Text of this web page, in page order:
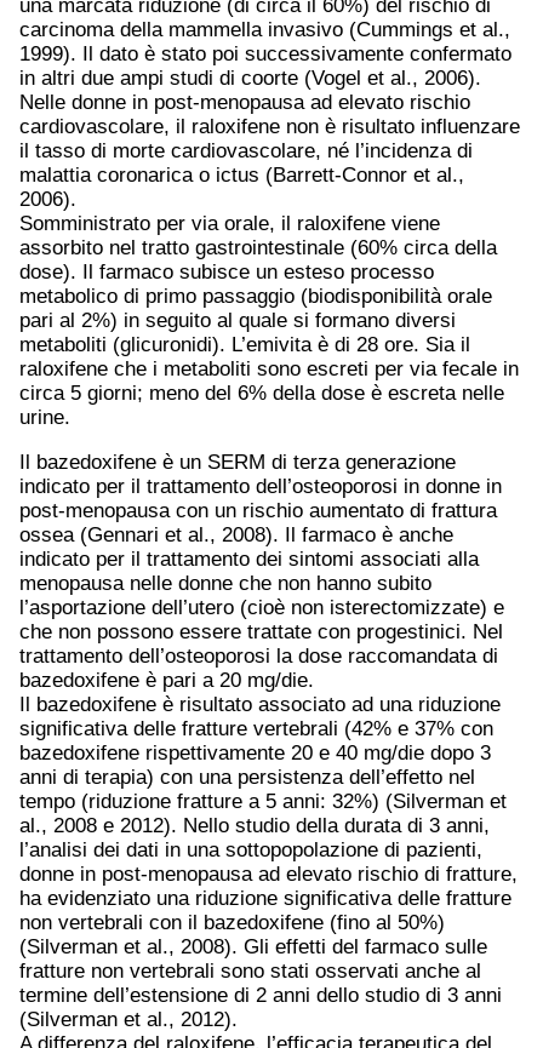
una marcata riduzione (di circa il 60%) del rischio di
carcinoma della mammella invasivo (Cummings et al.,
1999). Il dato è stato poi successivamente confermato
in altri due ampi studi di coorte (Vogel et al., 2006).
Nelle donne in post-menopausa ad elevato rischio
cardiovascolare, il raloxifene non è risultato influenzare
il tasso di morte cardiovascolare, né l’incidenza di
malattia coronarica o ictus (Barrett-Connor et al.,
2006).
Somministrato per via orale, il raloxifene viene
assorbito nel tratto gastrointestinale (60% circa della
dose). Il farmaco subisce un esteso processo
metabolico di primo passaggio (biodisponibilità orale
pari al 2%) in seguito al quale si formano diversi
metaboliti (glicuronidi). L’emivita è di 28 ore. Sia il
raloxifene che i metaboliti sono escreti per via fecale in
circa 5 giorni; meno del 6% della dose è escreta nelle
urine.
Il bazedoxifene è un SERM di terza generazione
indicato per il trattamento dell’osteoporosi in donne in
post-menopausa con un rischio aumentato di frattura
ossea (Gennari et al., 2008). Il farmaco è anche
indicato per il trattamento dei sintomi associati alla
menopausa nelle donne che non hanno subito
l’asportazione dell’utero (cioè non isterectomizzate) e
che non possono essere trattate con progestinici. Nel
trattamento dell’osteoporosi la dose raccomandata di
bazedoxifene è pari a 20 mg/die.
Il bazedoxifene è risultato associato ad una riduzione
significativa delle fratture vertebrali (42% e 37% con
bazedoxifene rispettivamente 20 e 40 mg/die dopo 3
anni di terapia) con una persistenza dell’effetto nel
tempo (riduzione fratture a 5 anni: 32%) (Silverman et
al., 2008 e 2012). Nello studio della durata di 3 anni,
l’analisi dei dati in una sottopopolazione di pazienti,
donne in post-menopausa ad elevato rischio di fratture,
ha evidenziato una riduzione significativa delle fratture
non vertebrali con il bazedoxifene (fino al 50%)
(Silverman et al., 2008). Gli effetti del farmaco sulle
fratture non vertebrali sono stati osservati anche al
termine dell’estensione di 2 anni dello studio di 3 anni
(Silverman et al., 2012).